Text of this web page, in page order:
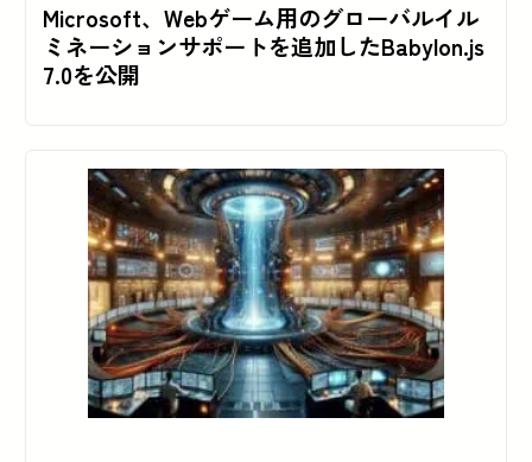
Microsoft、Webゲーム用のグローバルイル
ミネーションサポートを追加したBabylon.js
7.0を公開